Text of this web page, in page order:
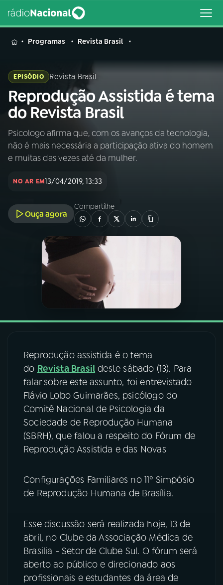
MENU
Buscar
na
Rádio
Nacional
Buscar
AO VIVO
01INÍCIO
02A RÁDIO
PROGRAMAÇÃO
PROGRAMAS
07 ÚLTIMAS
08FESTIVAL DE MÚSICA
ACOMPANHE A RÁDIO NACIONAL
Instagram X
Programas Revista Brasil
EPISÓDIO Revista Brasil
Reprodução Assistida é tema
do Revista Brasil
Psicologo afirma que, com os avanços da tecnologia,
não é mais necessária a participação ativa do homem
e muitas das vezes até da mulher.
NO AR EM13/04/2019, 13:33
Ouça agora
Compartilhe
Reprodução assistida é o tema
do Revista Brasil deste sábado (13). Para
falar sobre este assunto, foi entrevistado
Flávio Lobo Guimarães, psicólogo do
Comitê Nacional de Psicologia da
Sociedade de Reprodução Humana
(SBRH), que falou a respeito do Fórum de
Reprodução Assistida e das Novas
Configurações Familiares no 11º Simpósio
de Reprodução Humana de Brasília.
Esse discussão será realizada hoje, 13 de
abril, no Clube da Associação Médica de
Brasilia - Setor de Clube Sul. O fórum será
aberto ao público e direcionado aos
profissionais e estudantes da área de